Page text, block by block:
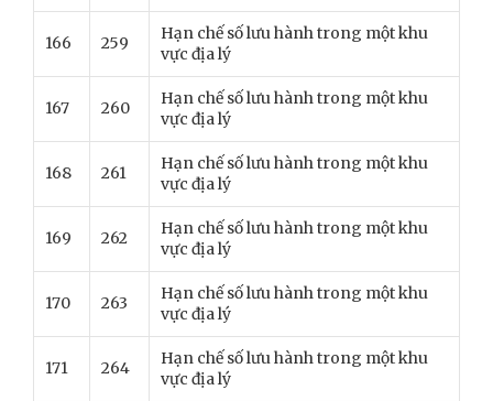
166 259
Hạn chế số lưu hành trong một khu
vực địa lý
167 260
Hạn chế số lưu hành trong một khu
vực địa lý
168 261
Hạn chế số lưu hành trong một khu
vực địa lý
169 262
Hạn chế số lưu hành trong một khu
vực địa lý
170 263
Hạn chế số lưu hành trong một khu
vực địa lý
171 264
Hạn chế số lưu hành trong một khu
vực địa lý